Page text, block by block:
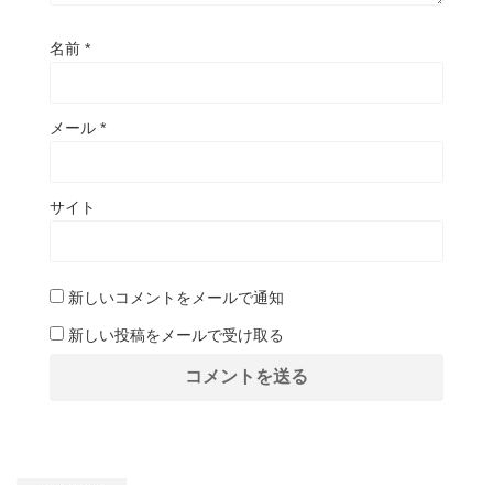
名前 *
メール *
サイト
新しいコメントをメールで通知
新しい投稿をメールで受け取る